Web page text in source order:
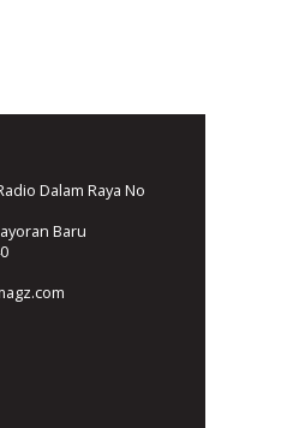
Dalam Raya No
Baru